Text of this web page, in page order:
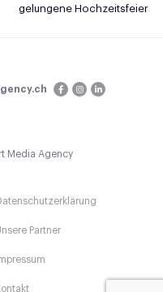
gelungene Hochzeitsfeier
Media Agency
Partner